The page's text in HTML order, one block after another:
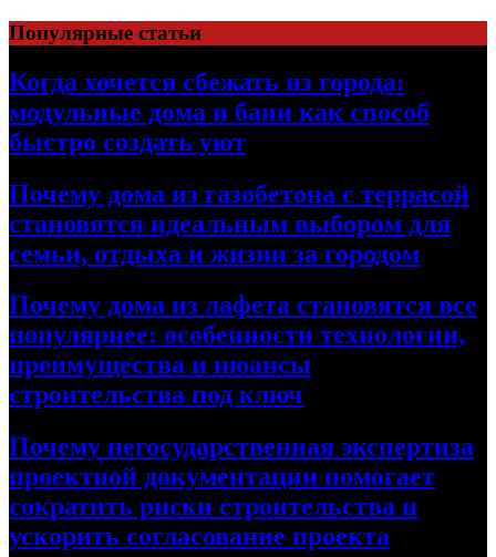
Перейти
к
содержимому
Популярные статьи
Когда хочется сбежать из города:
модульные дома и бани как способ
быстро создать уют
Почему дома из газобетона с террасой
становятся идеальным выбором для
семьи, отдыха и жизни за городом
Почему дома из лафета становятся все
популярнее: особенности технологии,
преимущества и нюансы
строительства под ключ
Почему негосударственная экспертиза
проектной документации помогает
сократить риски строительства и
ускорить согласование проекта